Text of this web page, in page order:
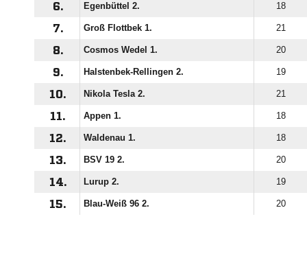
6. Egenbüttel 2. 18
7. Groß Flottbek 1. 21
8. Cosmos Wedel 1. 20
9. Halstenbek-Rellingen 2. 19
10. Nikola Tesla 2. 21
11. Appen 1. 18
12. Waldenau 1. 18
13. BSV 19 2. 20
14. Lurup 2. 19
15. Blau-Weiß 96 2. 20